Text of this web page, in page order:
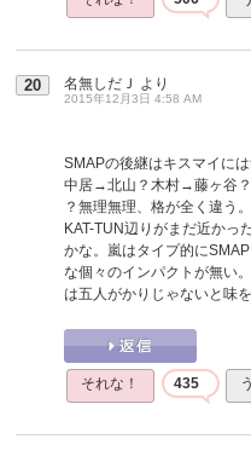
20 名無しだＪ より
2015年12月3日 4:58 AM
SMAPの後継はキスマイには
中居→北山？木村→藤ヶ谷
？無理無理、格が全く違う。
KAT-TUN辺りがまだ近かっ
かな。嵐はタイプ的に
な個々のインパクトが無い
は五人がかりじゃないと味を
それな！ 435